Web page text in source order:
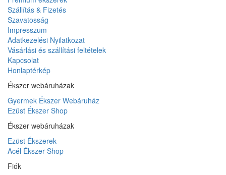
Szállítás & Fizetés
Szavatosság
Impresszum
Adatkezelési Nyilatkozat
Vásárlási és szállítási feltételek
Kapcsolat
Honlaptérkép
Ékszer webáruházak
Gyermek Ékszer Webáruház
Ezüst Ékszer Shop
Ékszer webáruházak
Ezüst Ékszerek
Acél Ékszer Shop
Fiók